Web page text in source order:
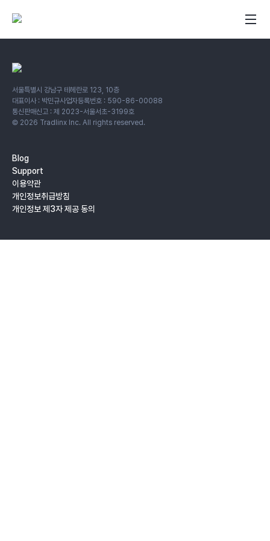
서울특별시 강남구 테헤란로 123, 10층
대표이사 : 박민규사업자등록번호 : 590-86-00088
통신판매신고 : 제 2023-서울서초-3199호
© 2026 Tradlinx Inc. All rights reserved.
Blog
Support
이용약관
개인정보취급방침
개인정보 제3자 제공 동의